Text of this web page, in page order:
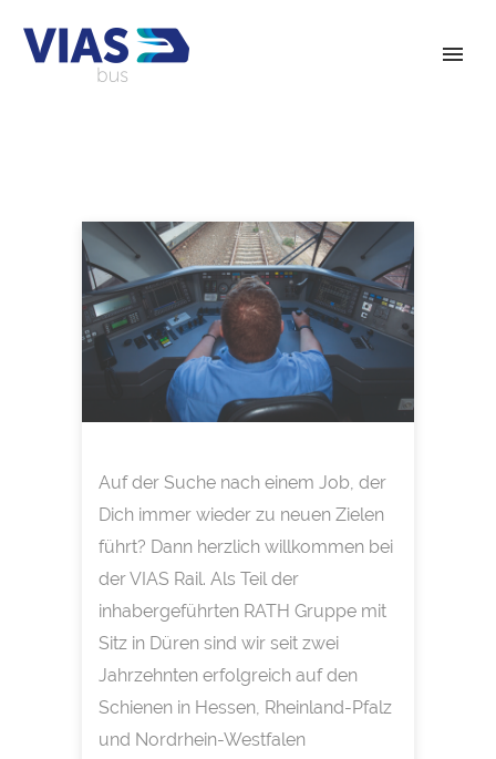
Auf der Suche nach einem Job, der
Dich immer wieder zu neuen Zielen
führt? Dann herzlich willkommen bei
der VIAS Rail. Als Teil der
inhabergeführten RATH Gruppe mit
Sitz in Düren sind wir seit zwei
Jahrzehnten erfolgreich auf den
Schienen in Hessen, Rheinland-Pfalz
und Nordrhein-Westfalen